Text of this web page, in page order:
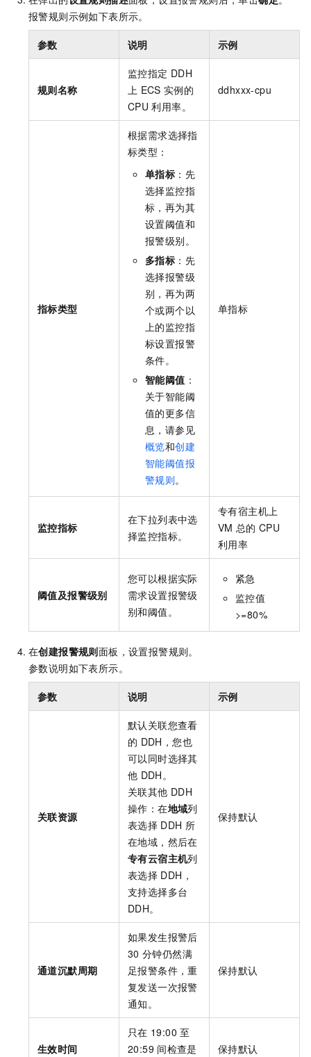
报警规则示例如下表所示。
参数 说明 示例
规则名称
监控指定 DDH
上 ECS 实例的
CPU 利用率。
ddhxxx-cpu
指标类型
根据需求选择指
标类型：
单指标 ：先
选择监控指
标，再为其
设置阈值和
报警级别。
多指标 ：先
选择报警级
别，再为两
个或两个以
上的监控指
标设置报警
条件。
智能阈值 ：
关于智能阈
值的更多信
息，请参见
概览和创建
智能阈值报
警规则。
单指标
监控指标
在下拉列表中选
择监控指标。
专有宿主机上
VM 总的 CPU
利用率
阈值及报警级别
您可以根据实际
需求设置报警级
别和阈值。
紧急
监控值
>=80%
在创建报警规则面板，设置报警规则。
参数说明如下表所示。
参数 说明 示例
关联资源
默认关联您查看
的 DDH，您也
可以同时选择其
他 DDH。
关联其他 DDH
操作：在地域列
表选择 DDH 所
在地域，然后在
专有云宿主机列
表选择 DDH，
支持选择多台
DDH。
保持默认
通道沉默周期
如果发生报警后
30 分钟仍然满
足报警条件，重
复发送一次报警
通知。
保持默认
生效时间
只在 19:00 至
20:59 间检查是
保持默认